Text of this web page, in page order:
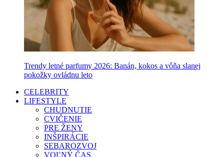
Trendy letné parfumy 2026: Banán, kokos a vôňa slanej
pokožky ovládnu leto
CELEBRITY
LIFESTYLE
CHUDNUTIE
CVIČENIE
PRE ŽENY
INŠPIRÁCIE
SEBAROZVOJ
VOĽNÝ ČAS